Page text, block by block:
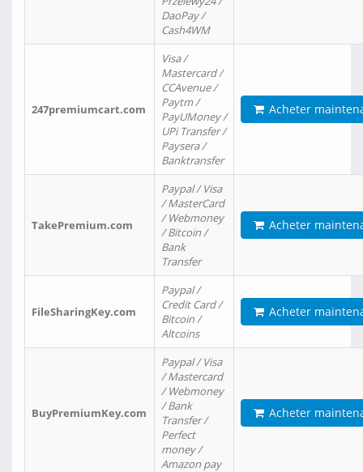
DaoPay /
Cash4WM
247premiumcart.com
Visa /
Mastercard /
CCAvenue /
Paytm /
PayUMoney /
UPi Transfer /
Paysera /
Banktransfer
Acheter
TakePremium.com
Paypal / Visa
/ MasterCard
/ Webmoney
/ Bitcoin /
Bank
Transfer
Acheter
FileSharingKey.com
Paypal /
Credit Card /
Bitcoin /
Altcoins
Acheter
BuyPremiumKey.com
Paypal / Visa
/ Mastercard
/ Webmoney
/ Bank
Transfer /
Perfect
money /
Amazon pay
Acheter